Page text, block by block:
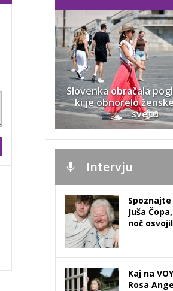
Slovenka obračala
ki je obnorelo
svetu
Intervju
Juša
noč
Kaj na
Rosa